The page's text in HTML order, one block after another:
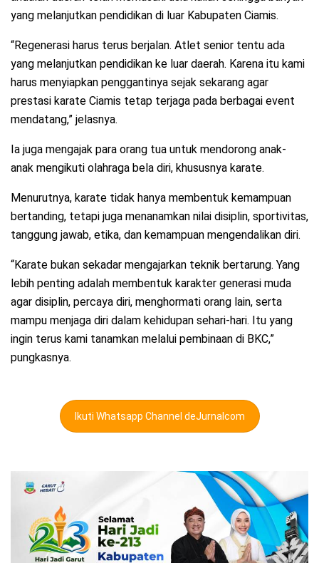
yang melanjutkan pendidikan di luar Kabupaten Ciamis.
“Regenerasi harus terus berjalan. Atlet senior tentu ada
yang melanjutkan pendidikan ke luar daerah. Karena itu kami
harus menyiapkan penggantinya sejak sekarang agar
prestasi karate Ciamis tetap terjaga pada berbagai event
mendatang,” jelasnya.
Ia juga mengajak para orang tua untuk mendorong anak-
anak mengikuti olahraga bela diri, khususnya karate.
Menurutnya, karate tidak hanya membentuk kemampuan
bertanding, tetapi juga menanamkan nilai disiplin, sportivitas,
tanggung jawab, etika, dan kemampuan mengendalikan diri.
“Karate bukan sekadar mengajarkan teknik bertarung. Yang
lebih penting adalah membentuk karakter generasi muda
agar disiplin, percaya diri, menghormati orang lain, serta
mampu menjaga diri dalam kehidupan sehari-hari. Itu yang
ingin terus kami tanamkan melalui pembinaan di BKC,”
pungkasnya.
Ikuti Whatsapp Channel deJurnalcom